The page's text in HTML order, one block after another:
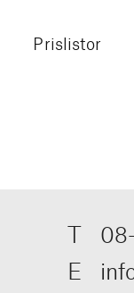
Prislistor
E